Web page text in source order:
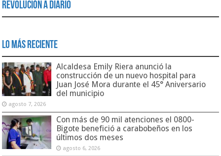
Revolución a Diario
Lo Más Reciente
Alcaldesa Emily Riera anunció la
construcción de un nuevo hospital para
Juan José Mora durante el 45° Aniversario
del municipio
agosto 7, 2026
Con más de 90 mil atenciones el 0800-
Bigote benefició a carabobeños en los
últimos dos meses
agosto 6, 2026